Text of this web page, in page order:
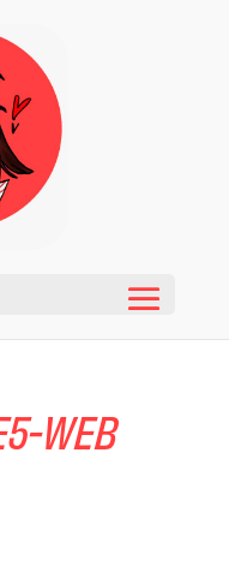
WEB